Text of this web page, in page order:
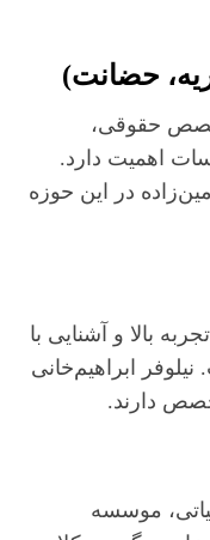
حضانت)
حقوقی،
اهمیت دارد.
در این حوزه
بالا و آشنایی با
ابراهیم‌خانی
دارند.
موسسه